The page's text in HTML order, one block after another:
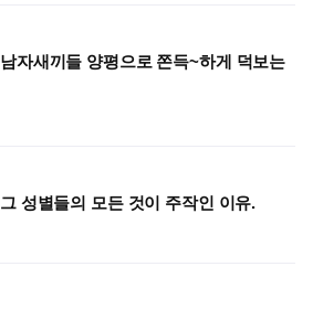
남자새끼들 양평으로 쫀득~하게 덕보는
그 성별들의 모든 것이 주작인 이유.